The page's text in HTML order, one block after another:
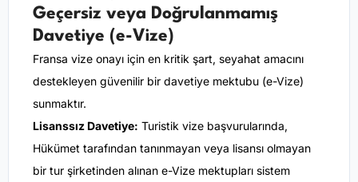
Geçersiz veya Doğrulanmamış
Davetiye (e-Vize)
Fransa vize onayı için en kritik şart, seyahat amacını
destekleyen güvenilir bir davetiye mektubu (e-Vize)
sunmaktır.
Lisanssız Davetiye: Turistik vize başvurularında,
Hükümet tarafından tanınmayan veya lisansı olmayan
bir tur şirketinden alınan e-Vize mektupları sistem